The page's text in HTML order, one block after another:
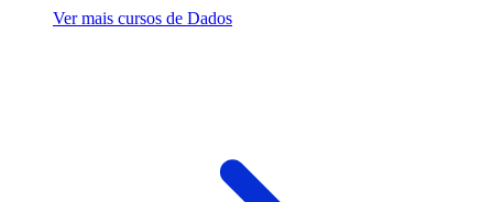
Ver mais cursos de Dados